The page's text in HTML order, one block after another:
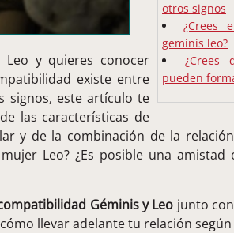
otros signos
¿Crees
geminis leo?
¿Crees
pueden
y quieres conocer
existe entre
signos, este artículo te
las características de
y de la combinación de la
Leo? ¿Es posible una amistad
Géminis y Leo junto
llevar adelante tu relación